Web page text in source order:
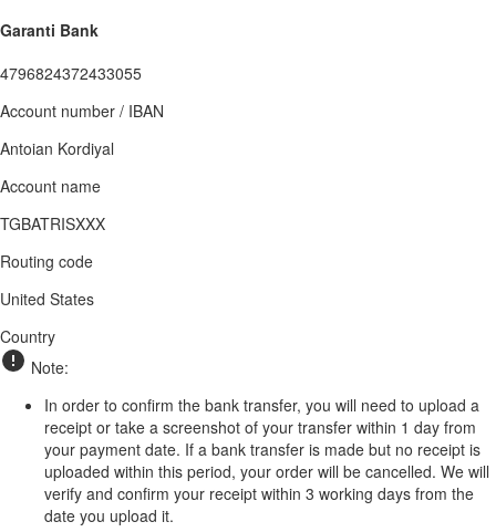
Garanti Bank
4796824372433055
Account number / IBAN
Antoian Kordiyal
Account name
TGBATRISXXX
Routing code
United States
Country
Note:
In order to confirm the bank transfer, you will need to upload a
receipt or take a screenshot of your transfer within 1 day from
your payment date. If a bank transfer is made but no receipt is
uploaded within this period, your order will be cancelled. We will
verify and confirm your receipt within 3 working days from the
date you upload it.